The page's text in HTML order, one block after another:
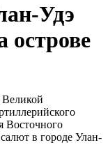
Удэ
острове
Восточного
в городе Улан-